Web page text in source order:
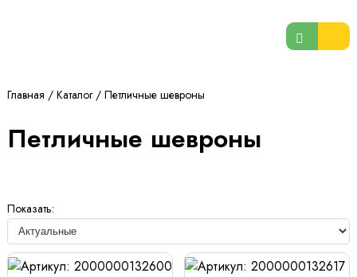
Главная / Каталог / Петличные шевроны
Петличные шевроны
Показать: